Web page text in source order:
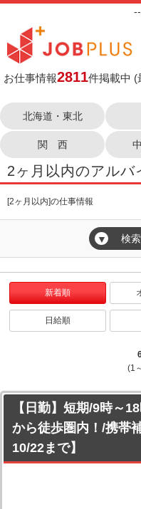
お仕事情報2811件掲載中 (
北海道・東北
関 西
2ヶ月以内のアルバ
[2ヶ月以内]の仕事情報
▼ 検
新着順
日給順
(1
【日勤】短期/9時～
から徒歩圏内！/携帯
10/22まで】